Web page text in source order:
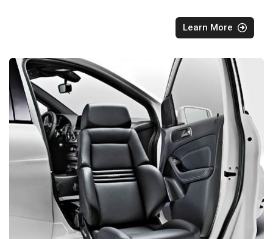
Learn More